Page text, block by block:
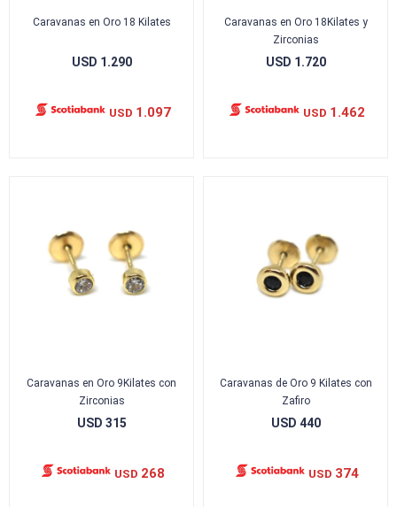
Caravanas en Oro 18 Kilates
USD 1.290
USD 1.097
Caravanas en Oro 18Kilates y
Zirconias
USD 1.720
USD 1.462
Caravanas en Oro 9Kilates con
Zirconias
USD 315
USD 268
Caravanas de Oro 9 Kilates con
Zafiro
USD 440
USD 374